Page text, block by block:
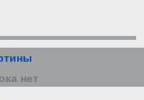
нет